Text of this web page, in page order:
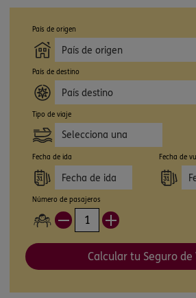
País de origen
País de destino
Tipo de viaje
Selecciona una
opción
Fecha de ida Fecha de
Número de pasajeros
Calcular tu Seguro de